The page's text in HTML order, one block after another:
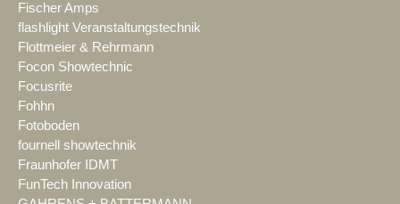
Fischer Amps
flashlight Veranstaltungstechnik
Flottmeier & Rehrmann
Focon Showtechnic
Focusrite
Fohhn
Fotoboden
fournell showtechnik
Fraunhofer IDMT
FunTech Innovation